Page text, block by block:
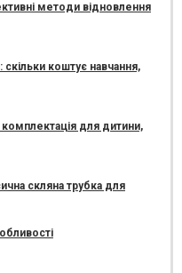
методи відновлення
коштує навчання,
для дитини,
скляна трубка для